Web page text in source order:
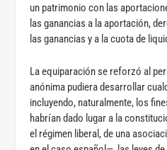
un patrimonio con las
las ganancias a la aportación,
las ganancias y a la cuota de
La equiparación se reforzó al
anónima pudiera desarrollar
incluyendo, naturalmente, los
habrían dado lugar a la
el régimen liberal, de una